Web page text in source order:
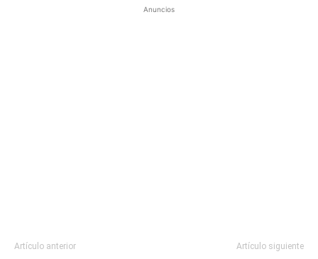
Anuncios
Artículo anterior Artículo siguiente